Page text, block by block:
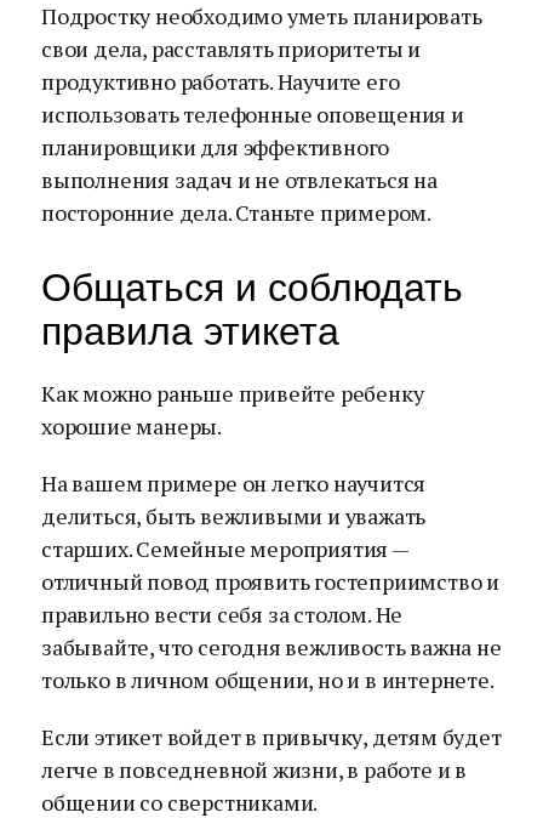
Подростку необходимо уметь планировать
свои дела, расставлять приоритеты и
продуктивно работать. Научите его
использовать телефонные оповещения и
планировщики для эффективного
выполнения задач и не отвлекаться на
посторонние дела. Станьте примером.
Общаться и соблюдать
правила этикета
Как можно раньше привейте ребенку
хорошие манеры.
На вашем примере он легко научится
делиться, быть вежливыми и уважать
старших. Семейные мероприятия —
отличный повод проявить гостеприимство и
правильно вести себя за столом. Не
забывайте, что сегодня вежливость важна не
только в личном общении, но и в интернете.
Если этикет войдет в привычку, детям будет
легче в повседневной жизни, в работе и в
общении со сверстниками.